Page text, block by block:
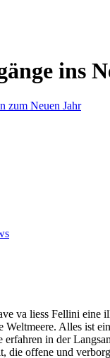
ins
zum Neuen Jahr
va liess Fellini
Alles ist
in der
offene und